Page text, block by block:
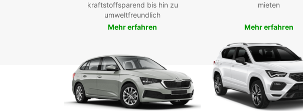
kraftstoffsparend bis hin zu
umweltfreundlich
Mehr erfahren
mieten
Mehr erfahren